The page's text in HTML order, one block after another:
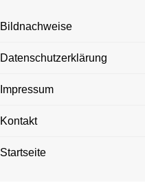
Bildnachweise
Datenschutzerklärung
Impressum
Kontakt
Startseite